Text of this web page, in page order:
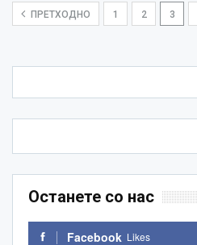
ПРЕТХОДНО 1 2 3
Останете со нас
Facebook Likes